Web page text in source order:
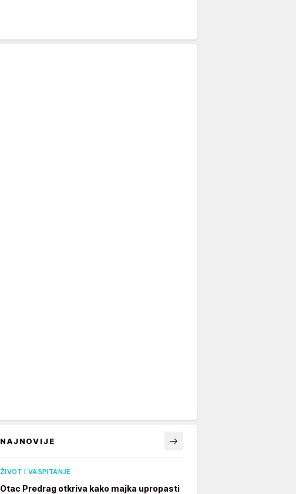
NAJNOVIJE
ŽIVOT I VASPITANJE
Otac Predrag otkriva kako majka upropasti